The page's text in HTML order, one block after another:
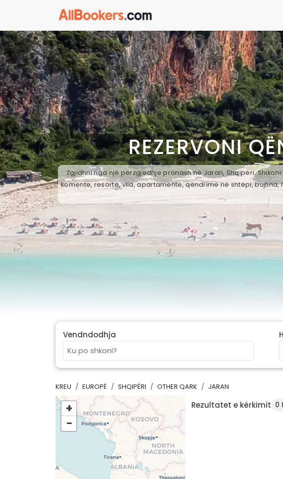
REZERVONI
Zgjidhni nga një përzgjedhje pronash në Jaran, Shqipëri.
komente, resorte, vila, apartamente, qëndrime në shtëpi,
Vendndodhja
KREU EUROPË SHQIPËRI OTHER QARK JARAN
+
−
Rezultatet e kërkimit 0